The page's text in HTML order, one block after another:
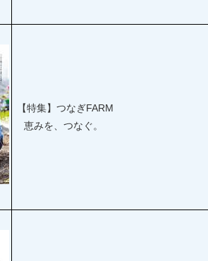
【特集】つなぎFARM
恵みを、つなぐ。